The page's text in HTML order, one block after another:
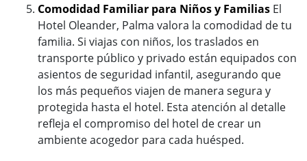
Comodidad Familiar para Niños y Familias El
Hotel Oleander, Palma valora la comodidad de tu
familia. Si viajas con niños, los traslados en
transporte público y privado están equipados con
asientos de seguridad infantil, asegurando que
los más pequeños viajen de manera segura y
protegida hasta el hotel. Esta atención al detalle
refleja el compromiso del hotel de crear un
ambiente acogedor para cada huésped.